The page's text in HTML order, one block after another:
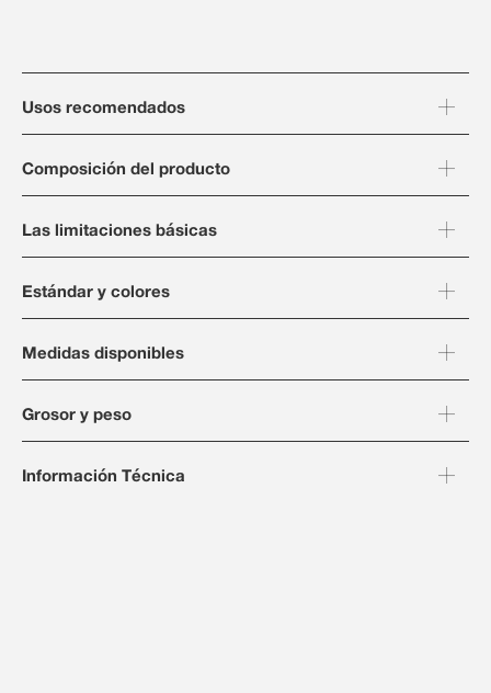
Usos recomendados
Composición del producto
Las limitaciones básicas
Estándar y colores
Medidas disponibles
Grosor y peso
Información Técnica